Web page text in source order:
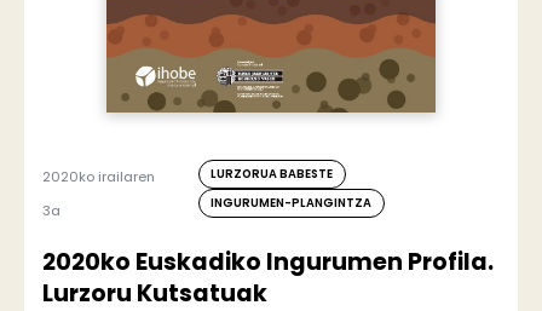
2020ko irailaren
3a
LURZORUA BABESTE
INGURUMEN-PLANGINTZA
2020ko Euskadiko Ingurumen Profila.
Lurzoru Kutsatuak